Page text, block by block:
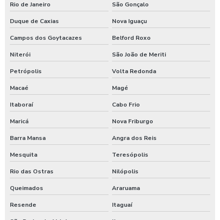
Higienização automotiva contra covid 19
Higienização automotiva preço
Higienização automotiva a seco
Higienização automotiva valor
Higienização automotiva a vapor
Higienização de carros preço
Higienização de carros valor
Lava caminhões
Lavador de ônibus preco
Rio de Janeiro São Gonçalo
Duque de Caxias Nova Iguaçu
Campos dos Goytacazes Belford Roxo
Niterói São João de Meriti
Petrópolis Volta Redonda
Macaé Magé
Itaboraí Cabo Frio
Maricá Nova Friburgo
Barra Mansa Angra dos Reis
Mesquita Teresópolis
Rio das Ostras Nilópolis
Queimados Araruama
Resende Itaguaí